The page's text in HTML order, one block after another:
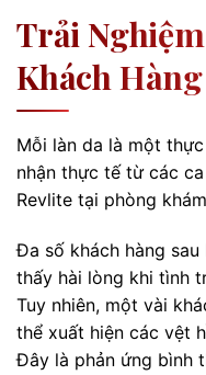
Trải
Khách
Mỗi làn da là một
nhận thực tế từ các
Revlite tại phòng
Đa số khách hàng
thấy hài lòng khi tình
Tuy nhiên, một vài
thể xuất hiện các vệt
Đây là phản ứng bình